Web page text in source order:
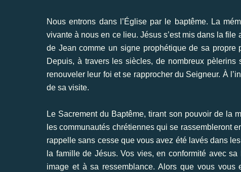
Nous entrons dans l’Église par le baptême. La
vivante à nous en ce lieu. Jésus s’est mis dans la
de Jean comme un signe prophétique de sa propre
Depuis, à travers les siècles, de nombreux
renouveler leur foi et se rapprocher du Seigneur. À
de sa visite.
Le Sacrement du Baptême, tirant son pouvoir de la
les communautés chrétiennes qui se rassembleront
rappelle sans cesse que vous avez été lavés dans
la famille de Jésus. Vos vies, en conformité avec
image et à sa ressemblance. Alors que vous vous